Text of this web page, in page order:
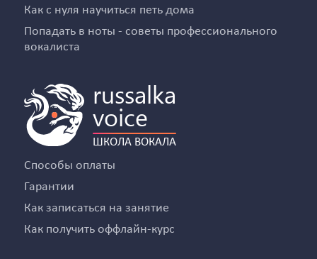
Как с нуля научиться петь дома
Попадать в ноты - советы профессионального
вокалиста
russalka
voice
ШКОЛА ВОКАЛА
Способы оплаты
Гарантии
Как записаться на занятие
Как получить оффлайн-курс